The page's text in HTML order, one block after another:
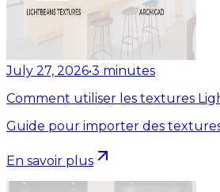
July 27, 2026•3 minutes
Comment utiliser les textures
Guide pour importer des
En savoir plus